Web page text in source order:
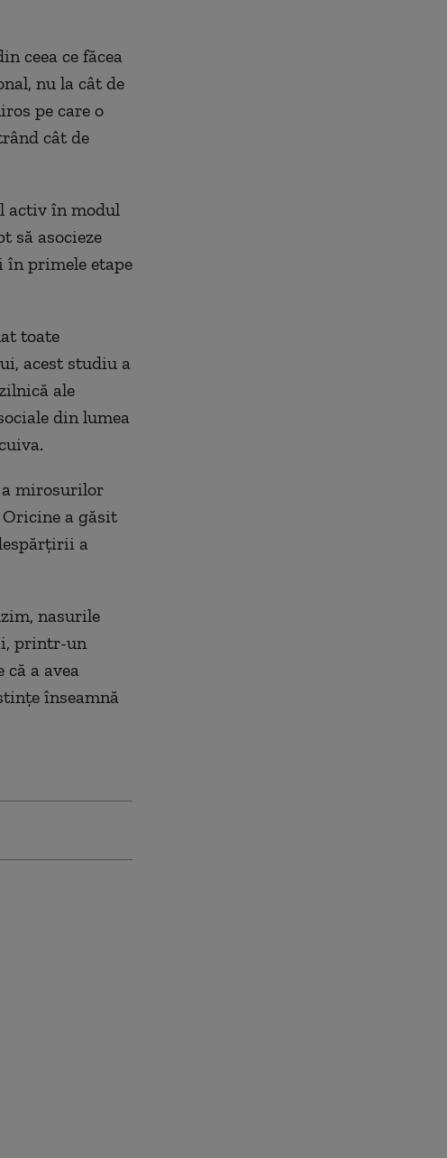
ceea ce făcea
nu la cât de
pe care o
cât de
activ în modul
să asocieze
în primele etape
toate
acest studiu a
ale
din lumea
a mirosurilor
a găsit
a
nasurile
printr-un
a avea
înseamnă